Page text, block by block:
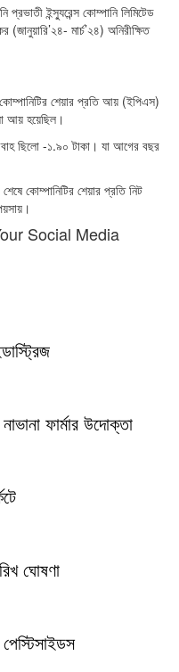
ইন্স্যুরেন্স কোম্পানি লিমিটেড
মার্চ’২৪) অনিরীক্ষিত
শেয়ার প্রতি আয় (ইপিএস)
আয় হয়েছিল।
ছিলো -১.৯০ টাকা। যা আগের বছর
কোম্পানিটির শেয়ার প্রতি নিট
Social Media
ফার্মার উদোক্তা
ঘোষণা